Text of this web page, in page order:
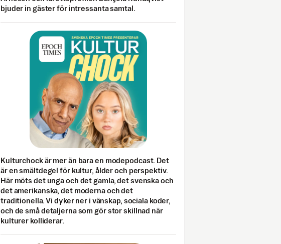
bjuder in gäster för intressanta samtal.
Kulturchock är mer än bara en modepodcast. Det
är en smältdegel för kultur, ålder och perspektiv.
Här möts det unga och det gamla, det svenska och
det amerikanska, det moderna och det
traditionella. Vi dyker ner i vänskap, sociala koder,
och de små detaljerna som gör stor skillnad när
kulturer kolliderar.